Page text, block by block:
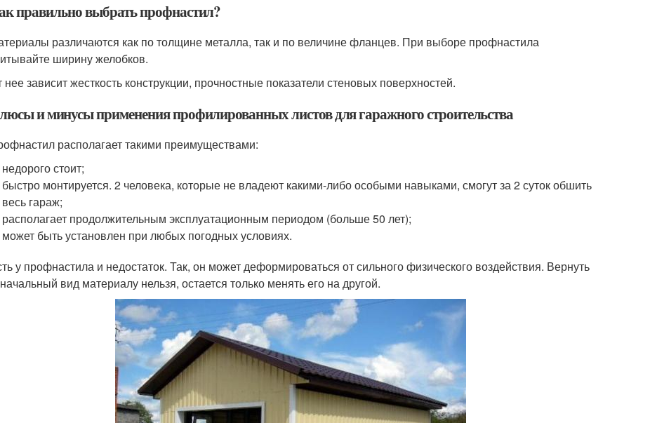
правильно выбрать профнастил?
различаются как по толщине металла, так и по величине фланцев. При выборе профнастила
ширину желобков.
нее зависит жесткость конструкции, прочностные показатели стеновых поверхностей.
и минусы применения профилированных листов для гаражного строительства
располагает такими преимуществами:
недорого стоит;
быстро монтируется. 2 человека, которые не владеют какими-либо особыми навыками, смогут за 2 суток обшить
весь гараж;
располагает продолжительным эксплуатационным периодом (больше 50 лет);
может быть установлен при любых погодных условиях.
у профнастила и недостаток. Так, он может деформироваться от сильного физического воздействия. Вернуть
вид материалу нельзя, остается только менять его на другой.